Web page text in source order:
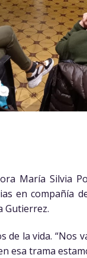
María Silvia
en compañía
Gutierrez.
la vida. “Nos
esa trama